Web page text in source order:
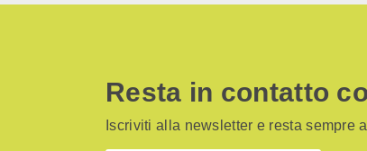
Resta in contatto
Iscriviti alla newsletter e resta sempre